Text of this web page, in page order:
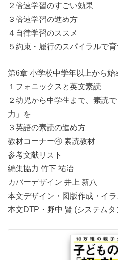
２倍速学習のすごい効果
３倍速学習の進め方
４自律学習のススメ
５約束・履行のスパイラルで
第6章 小学校中学年以上から
１フォニックスと英文素読
２幼児から中学生まで、素読
力」を
３英語の素読の進め方
教材コーナー④ 素読教材
参考文献リスト
編集協力 竹下 祐治
カバーデザイン 井上 新八
本文デザイン・図版作成・イ
本文DTP・野中 賢 (システムタ